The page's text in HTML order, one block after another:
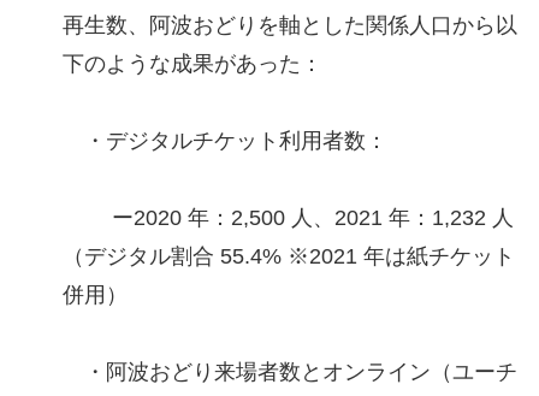
再生数、阿波おどりを軸とした関係人口から以
下のような成果があった：
・デジタルチケット利用者数：
ー2020 年：2,500 人、2021 年：1,232 人
（デジタル割合 55.4% ※2021 年は紙チケット
併用）
・阿波おどり来場者数とオンライン（ユーチ